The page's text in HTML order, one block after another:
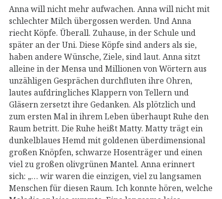
Anna will nicht mehr aufwachen. Anna will nicht mit
schlechter Milch übergossen werden. Und Anna
riecht Köpfe. Überall. Zuhause, in der Schule und
später an der Uni. Diese Köpfe sind anders als sie,
haben andere Wünsche, Ziele, sind laut. Anna sitzt
alleine in der Mensa und Millionen von Wörtern aus
unzähligen Gesprächen durchfluten ihre Ohren,
lautes aufdringliches Klappern von Tellern und
Gläsern zersetzt ihre Gedanken. Als plötzlich und
zum ersten Mal in ihrem Leben überhaupt Ruhe den
Raum betritt. Die Ruhe heißt Matty. Matty trägt ein
dunkelblaues Hemd mit goldenen überdimensional
großen Knöpfen, schwarze Hosenträger und einen
viel zu großen olivgrünen Mantel. Anna erinnert
sich: „… wir waren die einzigen, viel zu langsamen
Menschen für diesen Raum. Ich konnte hören, welche